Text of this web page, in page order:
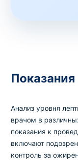
Показания
Анализ уровня
врачом в
показания к
включают
контроль за